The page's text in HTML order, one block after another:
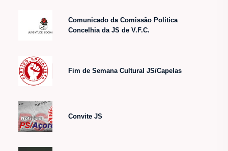
Comunicado da Comissão Política
Concelhia da JS de V.F.C.
Fim de Semana Cultural JS/Capelas
Convite JS